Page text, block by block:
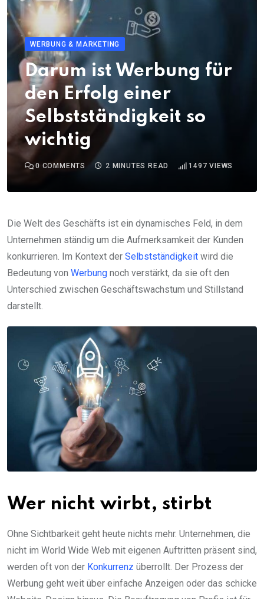
WERBUNG & MARKETING
Darum ist Werbung für
den Erfolg einer
Selbstständigkeit so
wichtig
0 COMMENTS 2 MINUTES READ 1497 VIEWS
Die Welt des Geschäfts ist ein dynamisches Feld, in dem
Unternehmen ständig um die Aufmerksamkeit der Kunden
konkurrieren. Im Kontext der Selbstständigkeit wird die
Bedeutung von Werbung noch verstärkt, da sie oft den
Unterschied zwischen Geschäftswachstum und Stillstand
darstellt.
Wer nicht wirbt, stirbt
Ohne Sichtbarkeit geht heute nichts mehr. Unternehmen, die
nicht im World Wide Web mit eigenen Auftritten präsent sind,
werden oft von der Konkurrenz überrollt. Der Prozess der
Werbung geht weit über einfache Anzeigen oder das schicke